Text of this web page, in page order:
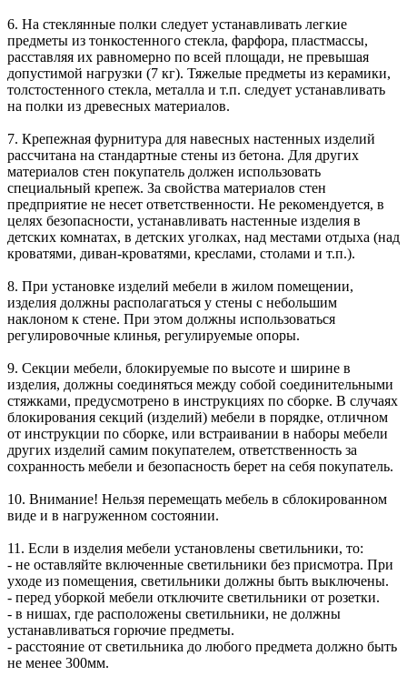
6. На стеклянные полки следует устанавливать легкие
предметы из тонкостенного стекла, фарфора, пластмассы,
расставляя их равномерно по всей площади, не превышая
допустимой нагрузки (7 кг). Тяжелые предметы из керамики,
толстостенного стекла, металла и т.п. следует устанавливать
на полки из древесных материалов.
7. Крепежная фурнитура для навесных настенных изделий
рассчитана на стандартные стены из бетона. Для других
материалов стен покупатель должен использовать
специальный крепеж. За свойства материалов стен
предприятие не несет ответственности. Не рекомендуется, в
целях безопасности, устанавливать настенные изделия в
детских комнатах, в детских уголках, над местами отдыха (над
кроватями, диван-кроватями, креслами, столами и т.п.).
8. При установке изделий мебели в жилом помещении,
изделия должны располагаться у стены с небольшим
наклоном к стене. При этом должны использоваться
регулировочные клинья, регулируемые опоры.
9. Секции мебели, блокируемые по высоте и ширине в
изделия, должны соединяться между собой соединительными
стяжками, предусмотрено в инструкциях по сборке. В случаях
блокирования секций (изделий) мебели в порядке, отличном
от инструкции по сборке, или встраивании в наборы мебели
других изделий самим покупателем, ответственность за
сохранность мебели и безопасность берет на себя покупатель.
10. Внимание! Нельзя перемещать мебель в сблокированном
виде и в нагруженном состоянии.
11. Если в изделия мебели установлены светильники, то:
- не оставляйте включенные светильники без присмотра. При
уходе из помещения, светильники должны быть выключены.
- перед уборкой мебели отключите светильники от розетки.
- в нишах, где расположены светильники, не должны
устанавливаться горючие предметы.
- расстояние от светильника до любого предмета должно быть
не менее 300мм.